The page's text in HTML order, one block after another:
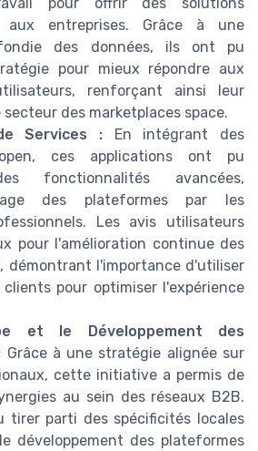
pour offrir des solutions
aux entreprises. Grâce à une
des données, ils ont pu
pour mieux répondre aux
renforçant ainsi leur
des marketplaces space.
Services : En intégrant des
ces applications ont pu
fonctionnalités avancées,
des plateformes par les
Les avis utilisateurs
pour l'amélioration continue des
démontrant l'importance d'utiliser
clients pour optimiser l'expérience
et le Développement des
Grâce à une stratégie alignée sur
cette initiative a permis de
au sein des réseaux B2B.
tirer parti des spécificités locales
développement des plateformes